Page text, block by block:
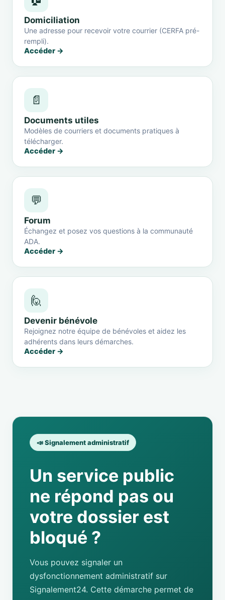
Domiciliation
Une adresse pour recevoir votre courrier (CERFA pré-
rempli).
Accéder →
📄
Documents utiles
Modèles de courriers et documents pratiques à
télécharger.
Accéder →
💬
Forum
Échangez et posez vos questions à la communauté
ADA.
Accéder →
🙋
Devenir bénévole
Rejoignez notre équipe de bénévoles et aidez les
adhérents dans leurs démarches.
Accéder →
📣 Signalement administratif
Un service public
ne répond pas ou
votre dossier est
bloqué ?
Vous pouvez signaler un
dysfonctionnement administratif sur
Signalement24. Cette démarche permet de